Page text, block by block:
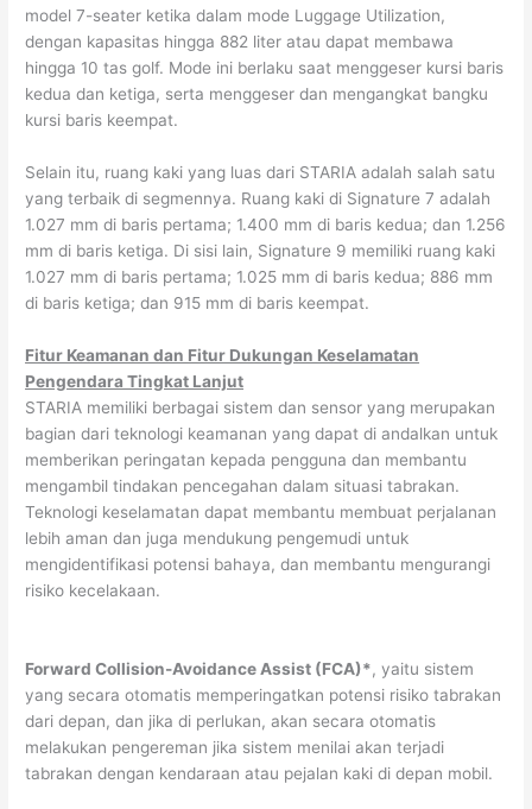
model 7-seater ketika dalam mode Luggage Utilization,
dengan kapasitas hingga 882 liter atau dapat membawa
hingga 10 tas golf. Mode ini berlaku saat menggeser kursi baris
kedua dan ketiga, serta menggeser dan mengangkat bangku
kursi baris keempat.
Selain itu, ruang kaki yang luas dari STARIA adalah salah satu
yang terbaik di segmennya. Ruang kaki di Signature 7 adalah
1.027 mm di baris pertama; 1.400 mm di baris kedua; dan 1.256
mm di baris ketiga. Di sisi lain, Signature 9 memiliki ruang kaki
1.027 mm di baris pertama; 1.025 mm di baris kedua; 886 mm
di baris ketiga; dan 915 mm di baris keempat.
Fitur Keamanan dan Fitur Dukungan Keselamatan
Pengendara Tingkat Lanjut
STARIA memiliki berbagai sistem dan sensor yang merupakan
bagian dari teknologi keamanan yang dapat di andalkan untuk
memberikan peringatan kepada pengguna dan membantu
mengambil tindakan pencegahan dalam situasi tabrakan.
Teknologi keselamatan dapat membantu membuat perjalanan
lebih aman dan juga mendukung pengemudi untuk
mengidentifikasi potensi bahaya, dan membantu mengurangi
risiko kecelakaan.
Forward Collision-Avoidance Assist (FCA)*, yaitu sistem
yang secara otomatis memperingatkan potensi risiko tabrakan
dari depan, dan jika di perlukan, akan secara otomatis
melakukan pengereman jika sistem menilai akan terjadi
tabrakan dengan kendaraan atau pejalan kaki di depan mobil.